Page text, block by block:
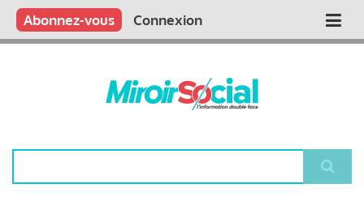
Aller
contenu
Main
Qui sommes nous ?
Vous publiez
Nous publions
Contactez-nous
Abonnez-vous Connexion